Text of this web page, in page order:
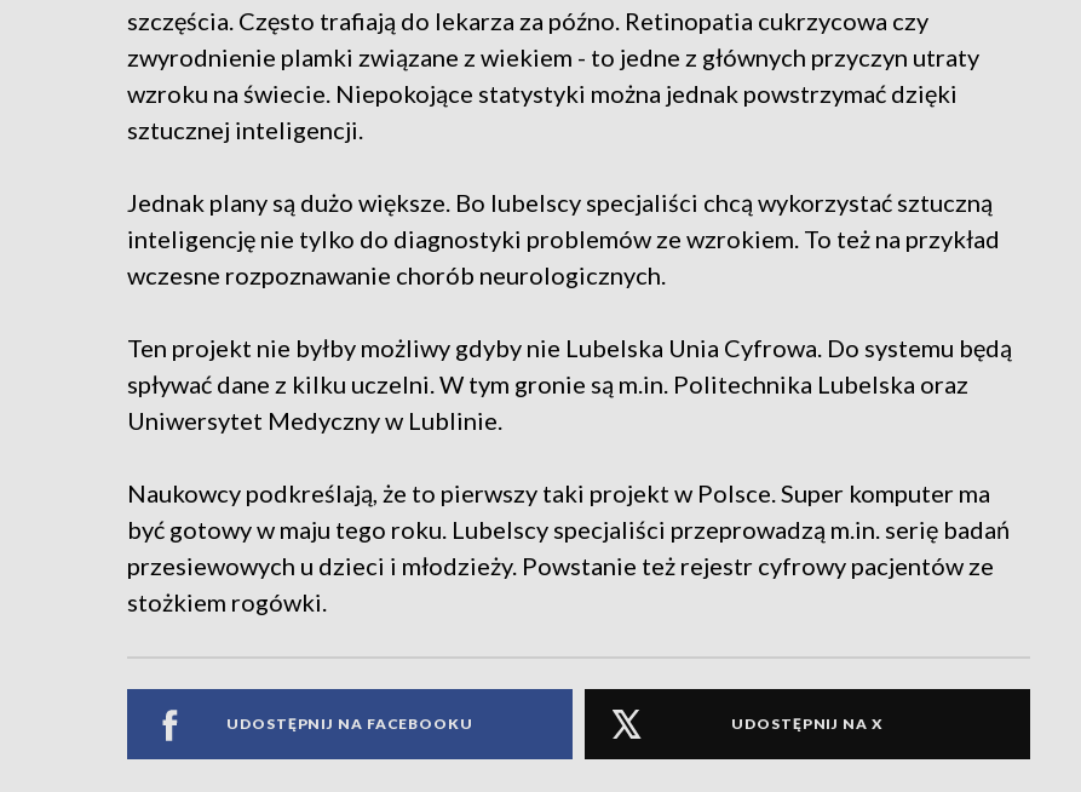
szczęścia. Często trafiają do lekarza za późno. Retinopatia cukrzycowa czy
zwyrodnienie plamki związane z wiekiem - to jedne z głównych przyczyn utraty
wzroku na świecie. Niepokojące statystyki można jednak powstrzymać dzięki
sztucznej inteligencji.
Jednak plany są dużo większe. Bo lubelscy specjaliści chcą wykorzystać sztuczną
inteligencję nie tylko do diagnostyki problemów ze wzrokiem. To też na przykład
wczesne rozpoznawanie chorób neurologicznych.
Ten projekt nie byłby możliwy gdyby nie Lubelska Unia Cyfrowa. Do systemu będą
spływać dane z kilku uczelni. W tym gronie są m.in. Politechnika Lubelska oraz
Uniwersytet Medyczny w Lublinie.
Naukowcy podkreślają, że to pierwszy taki projekt w Polsce. Super komputer ma
być gotowy w maju tego roku. Lubelscy specjaliści przeprowadzą m.in. serię badań
przesiewowych u dzieci i młodzieży. Powstanie też rejestr cyfrowy pacjentów ze
stożkiem rogówki.
UDOSTĘPNIJ NA FACEBOOKU UDOSTĘPNIJ NA X